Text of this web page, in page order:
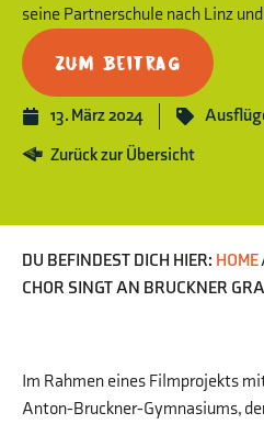
seine Partnerschule nach Linz
Zum Beitrag
13. März 2024
Zurück zur Übersicht
DU BEFINDEST DICH HIER: HOME
CHOR SINGT AN BRUCKNER
Im Rahmen eines Filmprojekts
Anton-Bruckner-Gymnasiums,